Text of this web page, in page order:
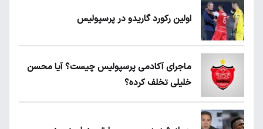
اولین رکورد گاریدو در پرسپولیس
ماجرای آکادمی پرسپولیس چیست؟ آیا محسن
خلیلی تخلف کرده؟